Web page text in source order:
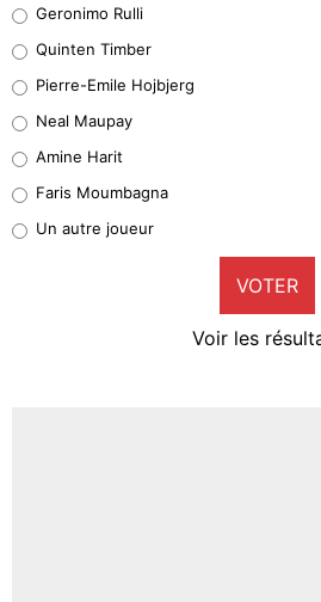
32%
5%
1%
9%
Geronimo Rulli
Quinten Timber
Pierre-Emile Hojbjerg
Neal Maupay
Amine Harit
Faris Moumbagna
Un autre joueur
VOTER
Voir les